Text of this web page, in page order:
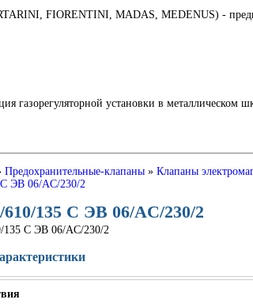
FIORENTINI, MADAS, MEDENUS) -
установки в металлическом
Предохранительные-клапаны» Клапаны
ЭВ 06/AC/230/2
135 С ЭВ 06/AC/230/2